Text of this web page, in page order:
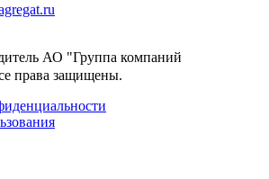
АО "Группа компаний
права защищены.